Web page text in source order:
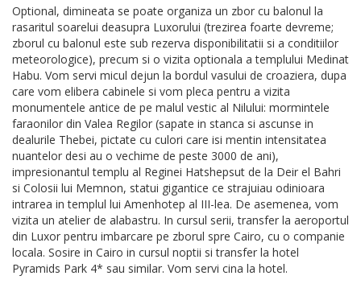
Optional, dimineata se poate organiza un zbor cu balonul la
rasaritul soarelui deasupra Luxorului (trezirea foarte devreme;
zborul cu balonul este sub rezerva disponibilitatii si a conditiilor
meteorologice), precum si o vizita optionala a templului Medinat
Habu. Vom servi micul dejun la bordul vasului de croaziera, dupa
care vom elibera cabinele si vom pleca pentru a vizita
monumentele antice de pe malul vestic al Nilului: mormintele
faraonilor din Valea Regilor (sapate in stanca si ascunse in
dealurile Thebei, pictate cu culori care isi mentin intensitatea
nuantelor desi au o vechime de peste 3000 de ani),
impresionantul templu al Reginei Hatshepsut de la Deir el Bahri
si Colosii lui Memnon, statui gigantice ce strajuiau odinioara
intrarea in templul lui Amenhotep al III-lea. De asemenea, vom
vizita un atelier de alabastru. In cursul serii, transfer la aeroportul
din Luxor pentru imbarcare pe zborul spre Cairo, cu o companie
locala. Sosire in Cairo in cursul noptii si transfer la hotel
Pyramids Park 4* sau similar. Vom servi cina la hotel.